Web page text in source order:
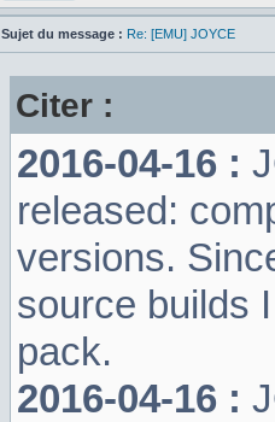
Sujet du message : Re: [EMU] JOYCE
Citer :
2016-04-16 :
released:
versions.
source builds
pack.
2016-04-16 :